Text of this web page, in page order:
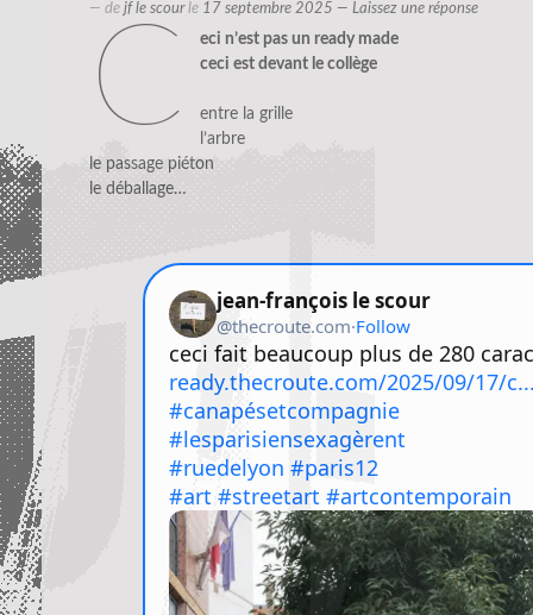
— de jf le scourle 17 septembre 2025 — Laissez une réponse
c
eci n’est pas un ready made
ceci est devant le collège
entre la grille
l’arbre
le passage piéton
le déballage…